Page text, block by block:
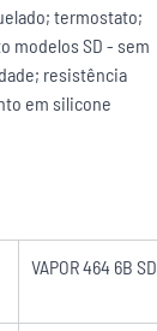
termostato;
modelos SD - sem
resistência
em silicone
VAPOR 464 6B SD